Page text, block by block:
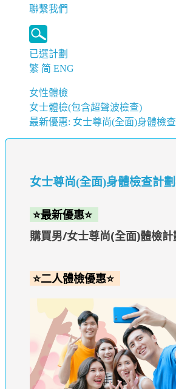
聯繫我們
已選計劃
繁 简 ENG
女性體檢
女士體檢(包含超聲波檢查)
最新優惠: 女士尊尚(全面)身體檢
女士尊尚(全面)身體檢查計
⭐最新優惠⭐
購買男/女士尊尚(全面)體檢
⭐二人體檢優惠⭐